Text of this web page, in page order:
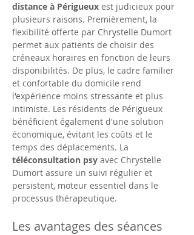
distance à Périgueux est judicieux pour
plusieurs raisons. Premièrement, la
flexibilité offerte par Chrystelle Dumort
permet aux patients de choisir des
créneaux horaires en fonction de leurs
disponibilités. De plus, le cadre familier
et confortable du domicile rend
l'expérience moins stressante et plus
intimiste. Les résidents de Périgueux
bénéficient également d'une solution
économique, évitant les coûts et le
temps des déplacements. La
téléconsultation psy avec Chrystelle
Dumort assure un suivi régulier et
persistent, moteur essentiel dans le
processus thérapeutique.
Les avantages des séances